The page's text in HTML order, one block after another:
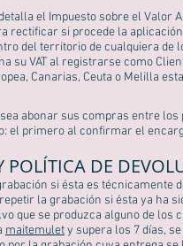
el Impuesto sobre el Valor
si procede la
del territorio de cualquiera de
su VAT al registrarse como
Canarias, Ceuta o Melilla
abonar sus compras entre
el primero al confirmar el
POLÍTICA DE
si ésta es técnicamente
la grabación si ésta ya ha
que se produzca alguno de los
maitemulety supera los 7 días,